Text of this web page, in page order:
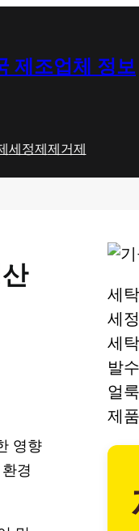
제조업체 정보
세정제 제거제
영향
경
세
세정
세
발
얼
제